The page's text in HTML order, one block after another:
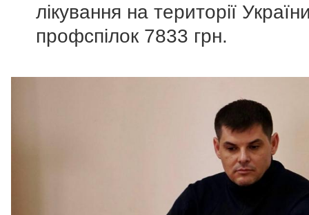
лікування на території
профспілок 7833 грн.